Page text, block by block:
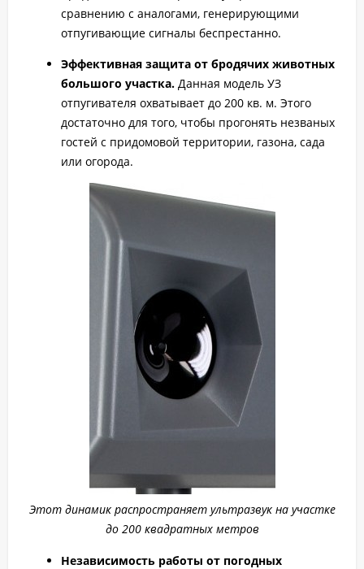
сравнению с аналогами, генерирующими
отпугивающие сигналы беспрестанно.
Эффективная защита от бродячих животных
большого участка. Данная модель УЗ
отпугивателя охватывает до 200 кв. м. Этого
достаточно для того, чтобы прогонять незваных
гостей с придомовой территории, газона, сада
или огорода.
Этот динамик распространяет ультразвук на участке
до 200 квадратных метров
Независимость работы от погодных